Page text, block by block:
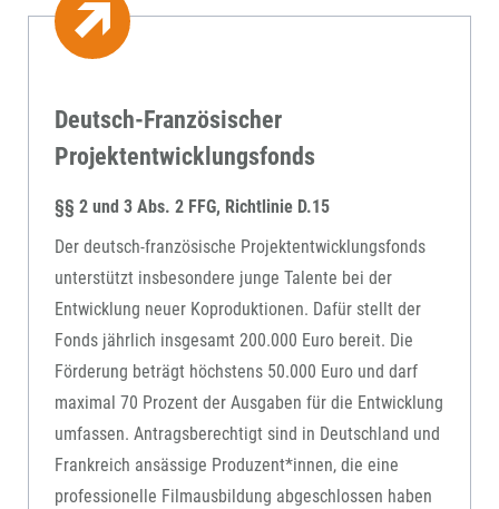
Deutsch-Französischer
Projektentwicklungsfonds
§§ 2 und 3 Abs. 2 FFG, Richtlinie D.15
Der deutsch-französische Projektentwicklungsfonds
unterstützt insbesondere junge Talente bei der
Entwicklung neuer Koproduktionen. Dafür stellt der
Fonds jährlich insgesamt 200.000 Euro bereit. Die
Förderung beträgt höchstens 50.000 Euro und darf
maximal 70 Prozent der Ausgaben für die Entwicklung
umfassen. Antragsberechtigt sind in Deutschland und
Frankreich ansässige Produzent*innen, die eine
professionelle Filmausbildung abgeschlossen haben